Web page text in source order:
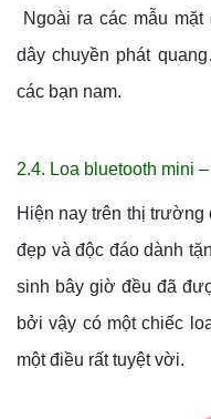
Ngoài ra các mẫu
dây chuyền phát
các bạn nam.
2.4. Loa bluetooth mini
Hiện nay trên thị trường
đẹp và độc đáo dành
sinh bây giờ đều đã
bởi vậy có một chiếc
một điều rất tuyệt vời.